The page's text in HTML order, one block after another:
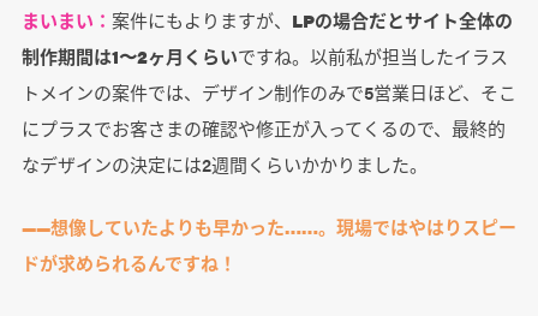
まいまい： 案件にもよりますが、 LPの場合だとサイト全体の
制作期間は1〜2ヶ月くらいですね。以前私が担当したイラス
トメインの案件では、デザイン制作のみで5営業日ほど、そこ
にプラスでお客さまの確認や修正が入ってくるので、最終的
なデザインの決定には2週間くらいかかりました。
――想像していたよりも早かった……。現場ではやはりスピー
ドが求められるんですね！